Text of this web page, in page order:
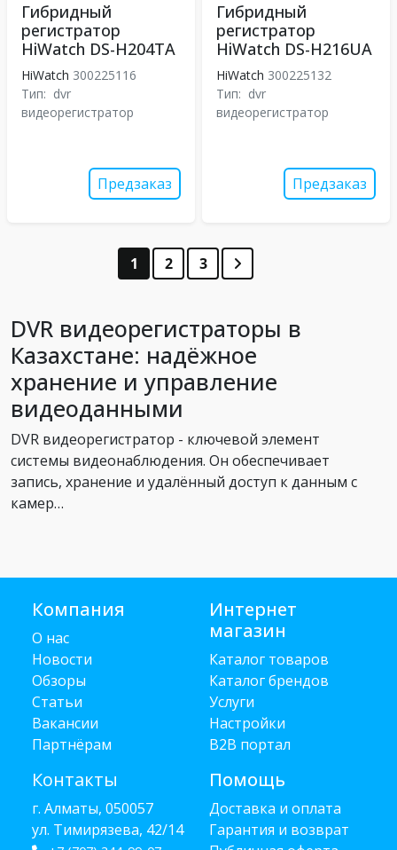
Гибридный
регистратор
HiWatch DS-H204TA
HiWatch 300225116
Тип: dvr
видеорегистратор
Предзаказ
Гибридный
регистратор
HiWatch DS-H216UA
HiWatch 300225132
Тип: dvr
видеорегистратор
Предзаказ
1 2 3
DVR видеорегистраторы в
Казахстане: надёжное
хранение и управление
видеоданными
DVR видеорегистратор - ключевой элемент
системы видеонаблюдения. Он обеспечивает
запись, хранение и удалённый доступ к данным с
камер…
Компания
О нас
Новости
Обзоры
Статьи
Вакансии
Партнёрам
Контакты
г. Алматы, 050057
ул. Тимирязева, 42/14
Интернет
магазин
Каталог товаров
Каталог брендов
Услуги
Настройки
B2B портал
Помощь
Доставка и оплата
Гарантия и возврат